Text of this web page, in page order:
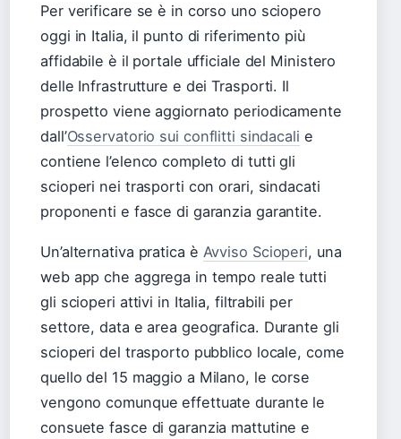
Per verificare se è in corso uno sciopero
oggi in Italia, il punto di riferimento più
affidabile è il portale ufficiale del Ministero
delle Infrastrutture e dei Trasporti. Il
prospetto viene aggiornato periodicamente
dall’Osservatorio sui conflitti sindacali e
contiene l’elenco completo di tutti gli
scioperi nei trasporti con orari, sindacati
proponenti e fasce di garanzia garantite.
Un’alternativa pratica è Avviso Scioperi, una
web app che aggrega in tempo reale tutti
gli scioperi attivi in Italia, filtrabili per
settore, data e area geografica. Durante gli
scioperi del trasporto pubblico locale, come
quello del 15 maggio a Milano, le corse
vengono comunque effettuate durante le
consuete fasce di garanzia mattutine e